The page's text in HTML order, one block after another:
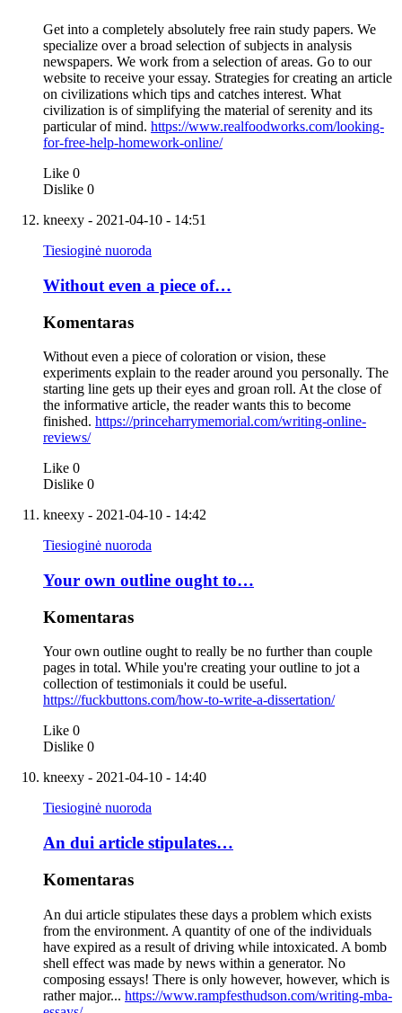
Get into a completely absolutely free rain study papers. We
specialize over a broad selection of subjects in analysis
newspapers. We work from a selection of areas. Go to our
website to receive your essay. Strategies for creating an article
on civilizations which tips and catches interest. What
civilization is of simplifying the material of serenity and its
particular of mind. https://www.realfoodworks.com/looking-
for-free-help-homework-online/
Like 0
Dislike 0
kneexy - 2021-04-10 - 14:51
Tiesioginė nuoroda
Without even a piece of…
Komentaras
Without even a piece of coloration or vision, these
experiments explain to the reader around you personally. The
starting line gets up their eyes and groan roll. At the close of
the informative article, the reader wants this to become
finished. https://princeharrymemorial.com/writing-online-
reviews/
Like 0
Dislike 0
kneexy - 2021-04-10 - 14:42
Tiesioginė nuoroda
Your own outline ought to…
Komentaras
Your own outline ought to really be no further than couple
pages in total. While you're creating your outline to jot a
collection of testimonials it could be useful.
https://fuckbuttons.com/how-to-write-a-dissertation/
Like 0
Dislike 0
kneexy - 2021-04-10 - 14:40
Tiesioginė nuoroda
An dui article stipulates…
Komentaras
An dui article stipulates these days a problem which exists
from the environment. A quantity of one of the individuals
have expired as a result of driving while intoxicated. A bomb
shell effect was made by news within a generator. No
composing essays! There is only however, however, which is
rather major... https://www.rampfesthudson.com/writing-mba-